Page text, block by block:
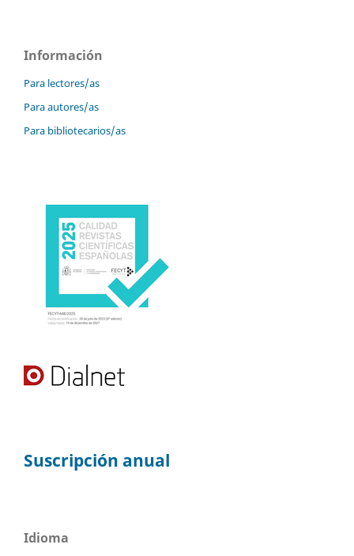
Información
Para lectores/as
Para autores/as
Para bibliotecarios/as
Suscripción anual
Idioma